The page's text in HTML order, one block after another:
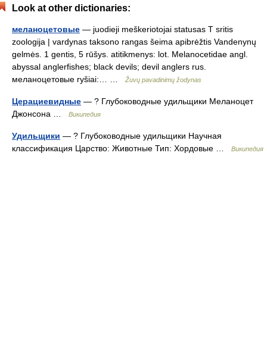
Look at other dictionaries:
меланоцетовые — juodieji meškeriotojai statusas T sritis
zoologija | vardynas taksono rangas šeima apibrėžtis Vandenynų
gelmės. 1 gentis, 5 rūšys. atitikmenys: lot. Melanocetidae angl.
abyssal anglerfishes; black devils; devil anglers rus.
меланоцетовые ryšiai:… …
Žuvų pavadinimų žodynas
Церациевидные — ? Глубоководные удильщики Меланоцет
Джонсона …
Википедия
Удильщики — ? Глубоководные удильщики Научная
классификация Царство: Животные Тип: Хордовые …
Википедия